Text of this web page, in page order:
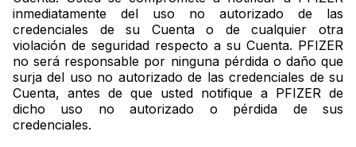
inmediatamente del uso no autorizado de las
credenciales de su Cuenta o de cualquier otra
violación de seguridad respecto a su Cuenta. PFIZER
no será responsable por ninguna pérdida o daño que
surja del uso no autorizado de las credenciales de su
Cuenta, antes de que usted notifique a PFIZER de
dicho uso no autorizado o pérdida de sus
credenciales.